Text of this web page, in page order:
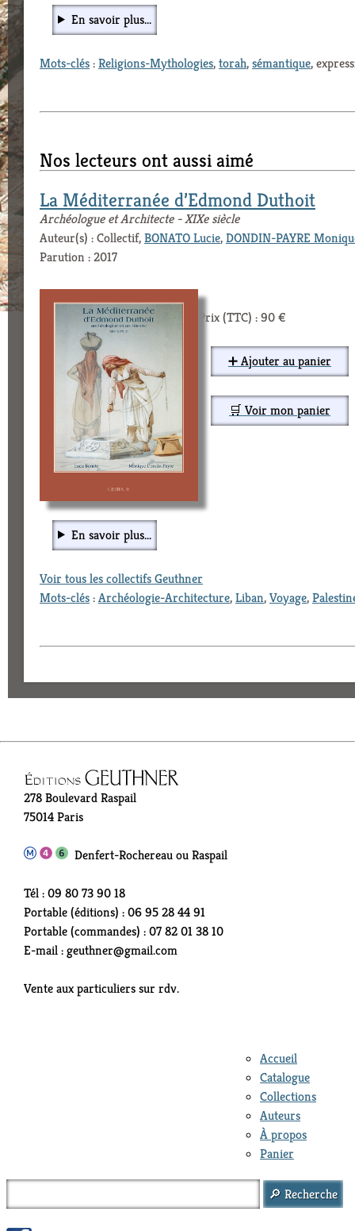
En savoir plus...
Mots-clés:Religions-Mythologies,torah,sémantique,
Nos lecteurs ont aussi aimé
La Méditerranée d’Edmond Duthoit
Archéologue et Architecte - XIXe siècle
Auteur(s) : Collectif,BONATO Lucie,DONDIN-PAYRE
Parution : 2017
Prix (TTC) : 90 €
➕ Ajouter au panier
🛒 Voir mon panier
En savoir plus...
Voir tous les collectifs Geuthner
Mots-clés:Archéologie-Architecture,Liban,Voyage,
278 Boulevard Raspail
75014 Paris
Denfert-Rochereau ou Raspail
Tél : 09 80 73 90 18
Portable (éditions) : 06 95 28 44 91
Portable (commandes) : 07 82 01 38 10
E-mail : geuthner@gmail.com
Vente aux particuliers sur rdv.
Accueil
Catalogue
Collections
Auteurs
À propos
Panier